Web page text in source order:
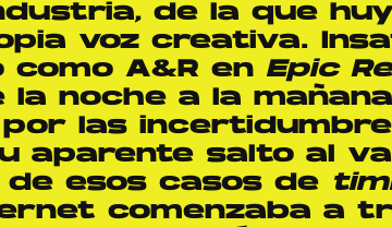
de la que
voz creativa.
A&R en Epic
la noche a la
las
aparente salto al
esos casos de
comenzaba a